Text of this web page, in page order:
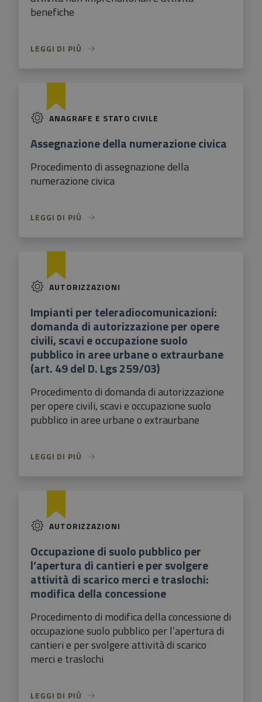
benefiche
LEGGI DI PIÙ
ANAGRAFE E STATO CIVILE
Assegnazione della numerazione civica
Procedimento di assegnazione della
numerazione civica
LEGGI DI PIÙ
AUTORIZZAZIONI
Impianti per teleradiocomunicazioni:
domanda di autorizzazione per opere
civili, scavi e occupazione suolo
pubblico in aree urbane o extraurbane
(art. 49 del D. Lgs 259/03)
Procedimento di domanda di autorizzazione
per opere civili, scavi e occupazione suolo
pubblico in aree urbane o extraurbane
LEGGI DI PIÙ
AUTORIZZAZIONI
Occupazione di suolo pubblico per
l’apertura di cantieri e per svolgere
attività di scarico merci e traslochi:
modifica della concessione
Procedimento di modifica della concessione di
occupazione suolo pubblico per l’apertura di
cantieri e per svolgere attività di scarico
merci e traslochi
LEGGI DI PIÙ